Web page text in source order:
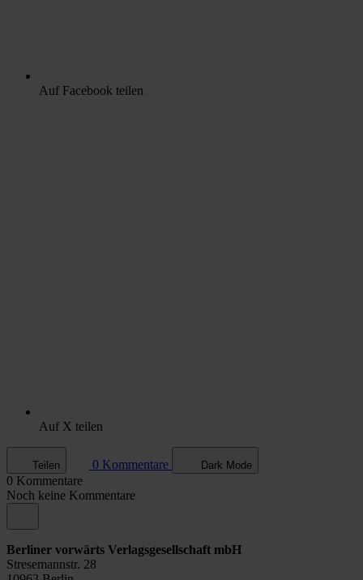
Auf Facebook teilen
Auf X teilen
Teilen 0 Kommentare Dark Mode
0 Kommentare
Noch keine Kommentare
Berliner vorwärts Verlagsgesellschaft mbH
Stresemannstr. 28